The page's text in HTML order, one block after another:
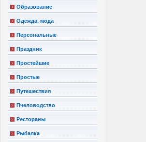
Образование
Одежда, мода
Персональные
Праздник
Простейшие
Простые
Путешествия
Пчеловодство
Рестораны
Рыбалка